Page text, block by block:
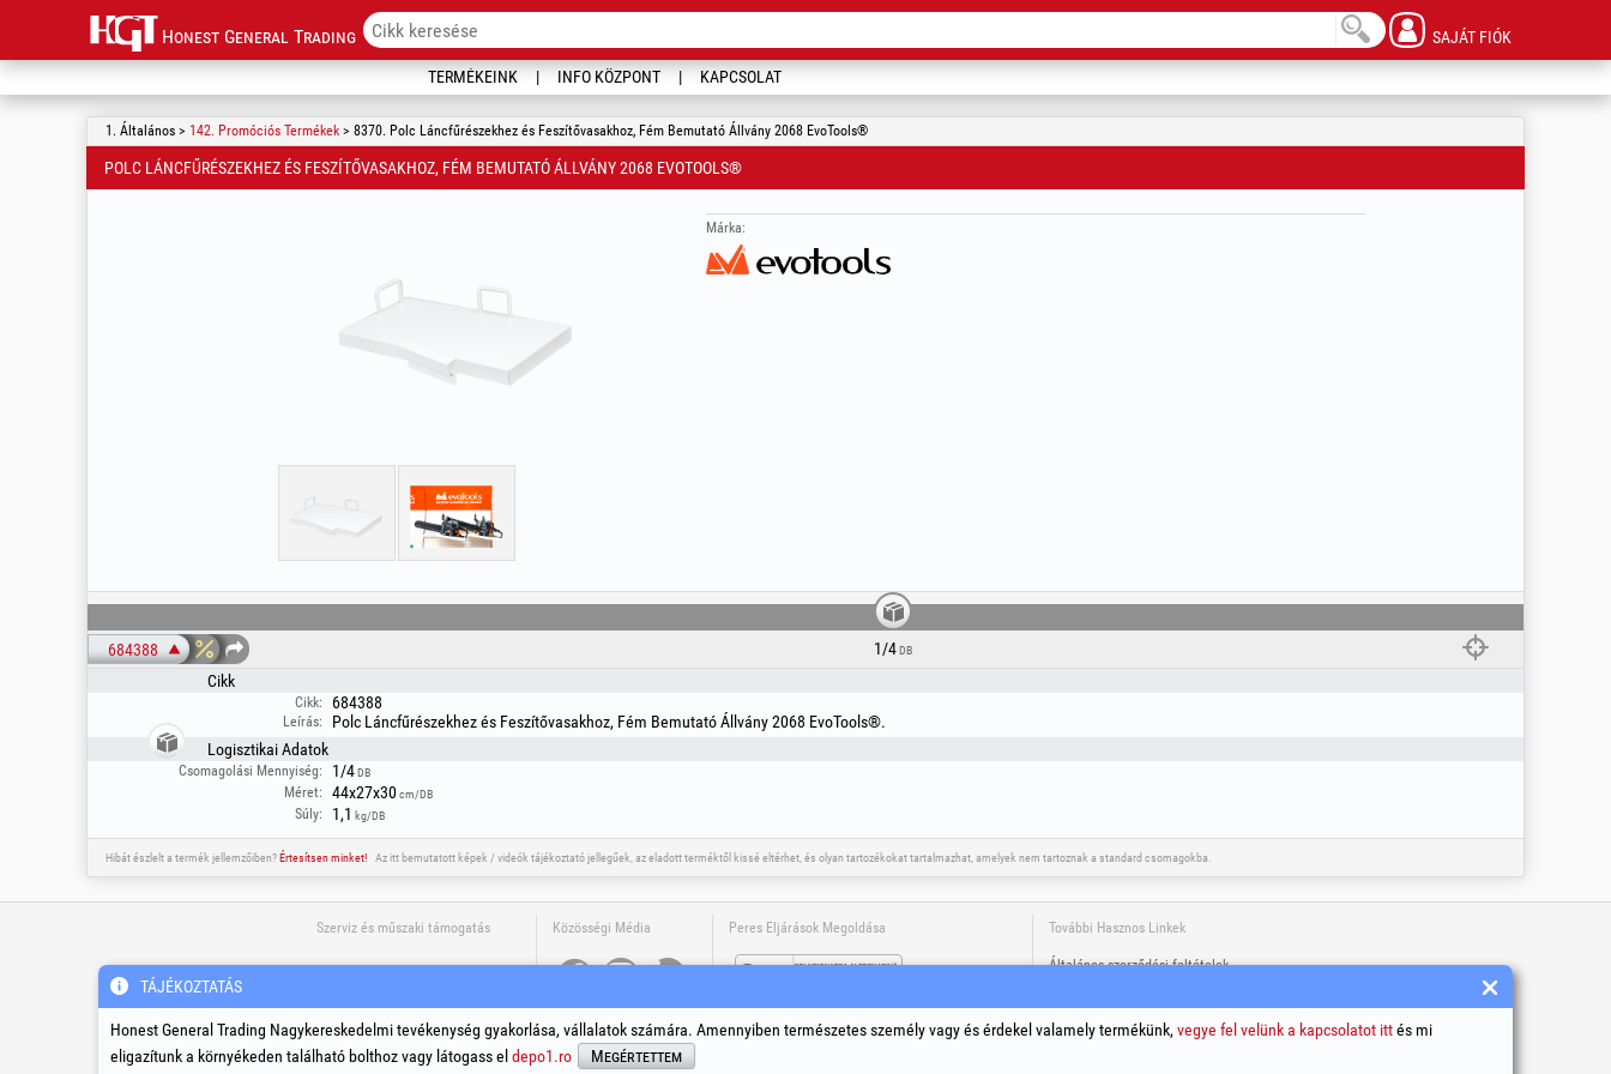
Honest General Trading SAJÁT FIÓK
TERMÉKEINK INFO KÖZPONT KAPCSOLAT
1. Általános > 142. Promóciós Termékek > 8370. Polc Láncfűrészekhez és Feszítővasakhoz, Fém Bemutató Állvány 2068 EvoTools®
POLC LÁNCFŰRÉSZEKHEZ ÉS FESZÍTŐVASAKHOZ, FÉM BEMUTATÓ ÁLLVÁNY 2068 EVOTOOLS®
Márka:
684388 1/4DB
Cikk
Cikk: 684388
Leírás:
Polc Láncfűrészekhez és Feszítővasakhoz, Fém Bemutató Állvány 2068 EvoTools®.
Logisztikai Adatok
Csomagolási Mennyiség: 1/4DB
Méret: 44x27x30cm/DB
Súly: 1,1 kg/DB
Hibát észlelt a termék jellemzőiben?Értesítsen minket! Az itt bemutatott képek / videók tájékoztató jellegűek, az eladott terméktől kissé eltérhet, és olyan tartozékokat tartalmazhat, amelyek nem tartoznak a standard csomagokba.
Szerviz és műszaki támogatás
08:00 - 17:30
Közösségi Média Peres Eljárások Megoldása További Hasznos Linkek
Általános szerződési feltételek
Cookiek (sütik) használatának szabályzata
A társaság azonosító adatai
TÁJÉKOZTATÁS
Honest General Trading Nagykereskedelmi tevékenység gyakorlása, vállalatok számára. Amennyiben természetes személy vagy és érdekel valamely termékünk, vegye fel velünk a kapcsolatot ittés mi
eligazítunk a környékeden található bolthoz vagy látogass el depo1.ro Megértettem